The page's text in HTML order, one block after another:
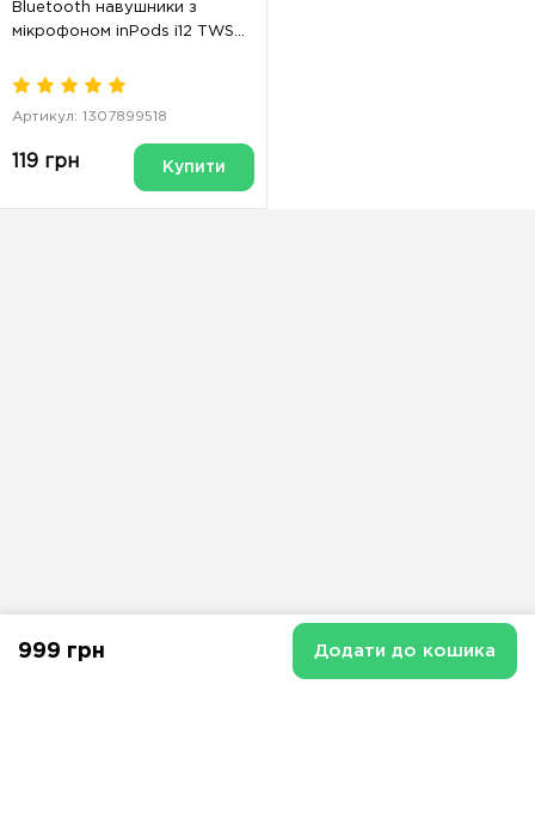
Додати до кошика
999 грн
Bluetooth навушники з
мікрофоном inPods i12 TWS...
Артикул: 1307899518
119 грн Купити